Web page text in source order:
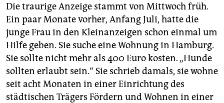
Die traurige Anzeige stammt von Mittwoch früh.
Ein paar Monate vorher, Anfang Juli, hatte die
junge Frau in den Kleinanzeigen schon einmal um
Hilfe geben. Sie suche eine Wohnung in Hamburg.
Sie sollte nicht mehr als 400 Euro kosten. „Hunde
sollten erlaubt sein.“ Sie schrieb damals, sie wohne
seit acht Monaten in einer Einrichtung des
städtischen Trägers Fördern und Wohnen in einer